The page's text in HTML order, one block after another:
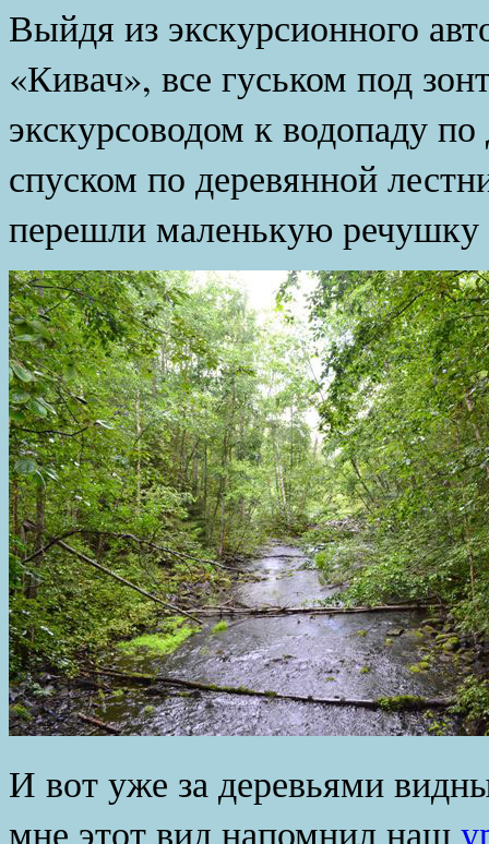
Выйдя из экскурсионного
«Кивач», все гуськом под
экскурсоводом к водопаду
спуском по деревянной
перешли маленькую
И вот уже за деревьями
мне этот вид напомнил наш